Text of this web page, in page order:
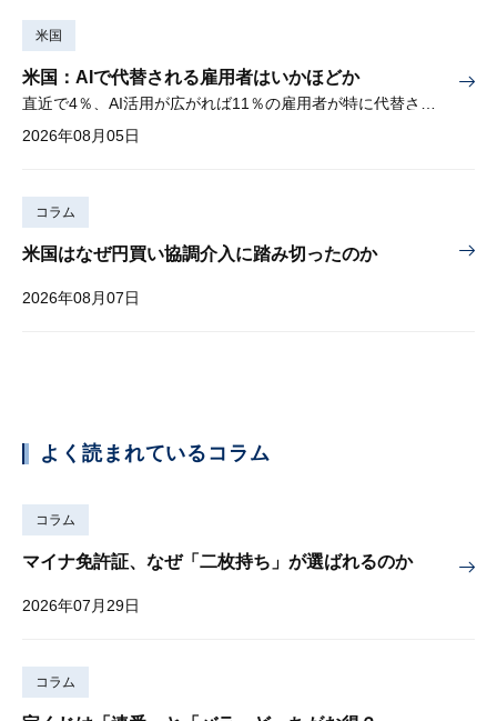
米国
米国：AIで代替される雇用者はいかほどか
2026年08月05日
コラム
米国はなぜ円買い協調介入に踏み切ったのか
2026年08月07日
よく読まれているコラム
コラム
マイナ免許証、なぜ「二枚持ち」が選ばれるのか
2026年07月29日
コラム